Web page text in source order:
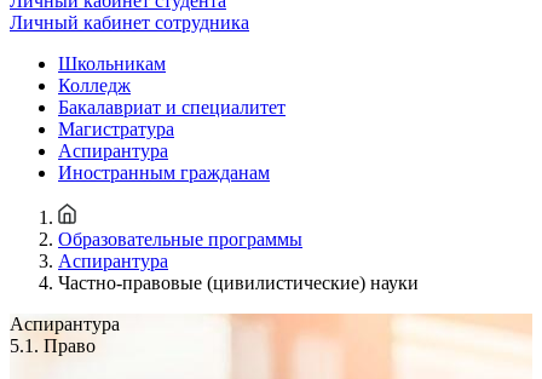
Личный кабинет сотрудника
Школьникам
Колледж
Бакалавриат и специалитет
Магистратура
Аспирантура
Иностранным гражданам
Образовательные программы
Аспирантура
Частно-правовые (цивилистические) науки
Аспирантура
5.1. Право